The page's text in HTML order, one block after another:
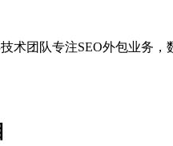
术团队专注SEO外包业务